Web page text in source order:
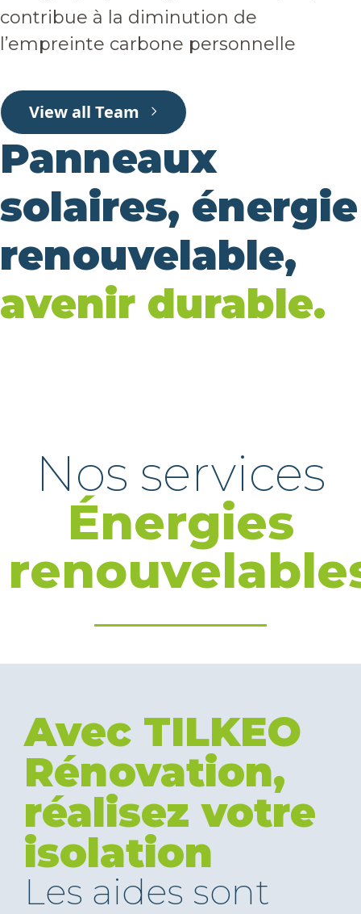
contribue à la diminution de
l’empreinte carbone personnelle
View all Team
Panneaux
solaires, énergie
renouvelable,
avenir durable.
Nos services
Énergies
Avec TILKEO
Rénovation,
réalisez votre
isolation
Les aides sont